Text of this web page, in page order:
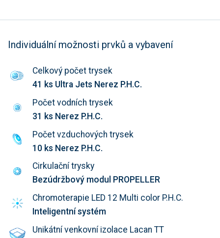
Individuální možnosti prvků a vybavení
Celkový počet trysek
41 ks Ultra Jets Nerez P.H.C.
Počet vodních trysek
31 ks Nerez P.H.C.
Počet vzduchových trysek
10 ks Nerez P.H.C.
Cirkulační trysky
Bezúdržbový modul PROPELLER
Chromoterapie LED 12 Multi color P.H.C.
Inteligentní systém
Unikátní venkovní izolace Lacan TT